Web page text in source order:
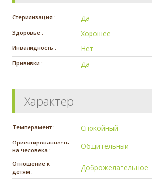
Стерилизация : Да
Здоровье : Хорошее
Инвалидность : Нет
Прививки : Да
Характер
Темперамент : Спокойный
Ориентированность
на человека :
Общительный
Отношение к
детям :
Доброжелательное